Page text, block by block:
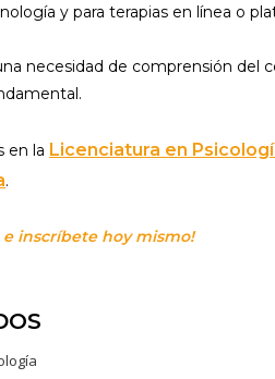
y para terapias en línea o
necesidad de comprensión del
en la Licenciatura en
.
e inscríbete hoy mismo!